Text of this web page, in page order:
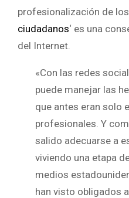
profesionalización de
ciudadanos‘ es una
del Internet.
«Con las redes
puede manejar las
que antes eran solo
profesionales. Y
salido adecuarse a
viviendo una etapa
medios
han visto obligados